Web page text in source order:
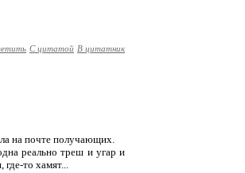
С цитатой В цитатник
на почте получающих.
реально треш и угар и
то хамят...